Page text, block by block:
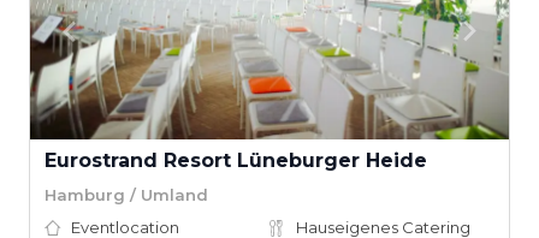
Eurostrand Resort Lüneburger Heide
Hamburg / Umland
Eventlocation
Hauseigenes Catering